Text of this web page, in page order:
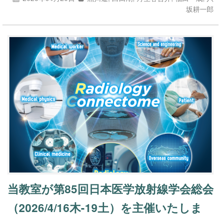
坂耕一郎
当教室が第85回日本医学放射線学会総会
（2026/4/16木-19土）を主催いたしま